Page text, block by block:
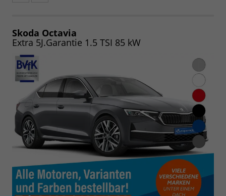
speichern/drucken
Skoda Octavia
Extra 5J.Garantie 1.5 TSI 85 kW